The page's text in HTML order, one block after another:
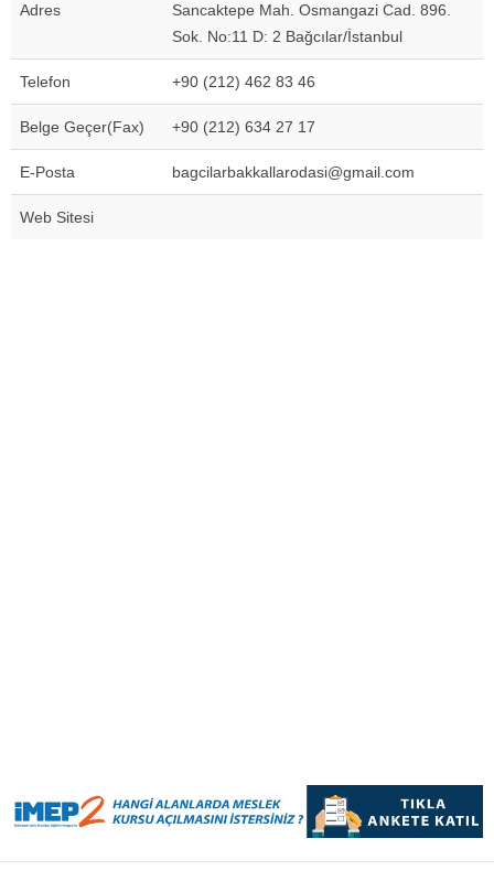
Adres
Sancaktepe Mah. Osmangazi Cad. 896.
Sok. No:11 D: 2 Bağcılar/İstanbul
Telefon +90 (212) 462 83 46
Belge Geçer(Fax) +90 (212) 634 27 17
E-Posta bagcilarbakkallarodasi@gmail.com
Web Sitesi